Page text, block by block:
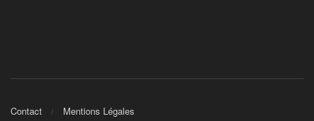
Contact Mentions Légales